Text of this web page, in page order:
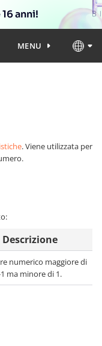
anni!
MENU
. Viene utilizzata per
Descrizione
numerico maggiore di
ma minore di 1.